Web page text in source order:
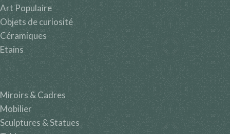
Art Populaire
Objets de curiosité
Céramiques
Etains
Miroirs & Cadres
Mobilier
Sculptures & Statues